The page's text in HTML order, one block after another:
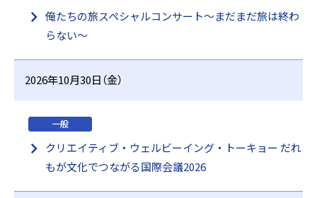
俺たちの旅スペシャルコンサート～まだまだ旅は終わ
らない～
2026年10月30日（金）
一般
クリエイティブ・ウェルビーイング・トーキョー だれ
もが文化でつながる国際会議2026